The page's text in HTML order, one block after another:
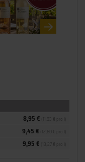
9,95 €
9,45 €
8,95 €